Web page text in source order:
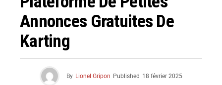
Annonces Gratuites De
Karting
By Lionel Gripon Published 18 février 2025